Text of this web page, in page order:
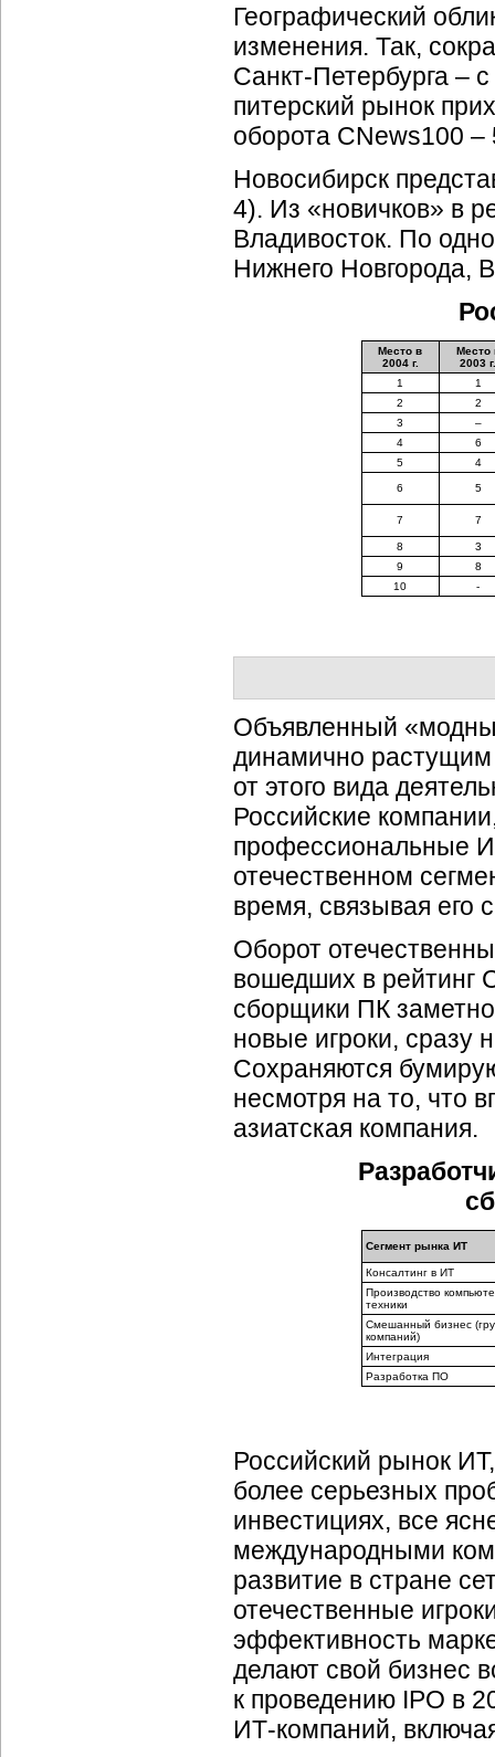
Географический
изменения. Так,
Санкт-Петербурга –
питерский рынок
оборота CNews100
Новосибирск
4). Из «новичков» в
Владивосток. По
Нижнего Новгорода,
Место в
2004 г.
Место
2003 г.
1
1
2
2
3
–
4
6
5
4
6 5
7 7
8
3
9
8
10
-
Объявленный
динамично
от этого вида
Российские
профессиональные
отечественном
время, связывая
Оборот
вошедших в рейтинг
сборщики ПК
новые игроки, сразу
Сохраняются
несмотря на то, что
азиатская компания.
Сегмент рынка ИТ
Консалтинг в ИТ
Производство
техники
Смешанный бизнес
компаний)
Интеграция
Разработка ПО
Российский рынок
более серьезных
инвестициях, все
международными
развитие в стране
отечественные
эффективность
делают свой бизнес
к проведению IPO в
ИТ-компаний,